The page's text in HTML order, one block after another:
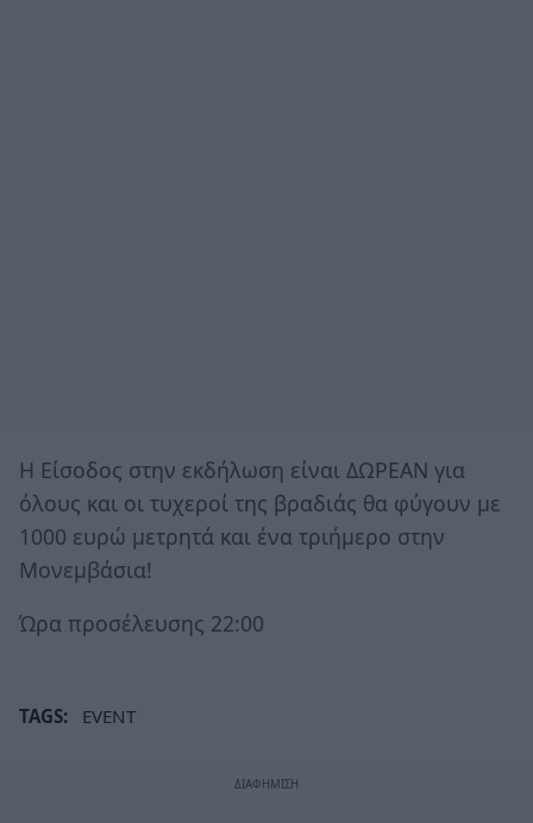
Η Είσοδος στην εκδήλωση είναι ΔΩΡΕΑΝ για
όλους και οι τυχεροί της βραδιάς θα φύγουν με
1000 ευρώ μετρητά και ένα τριήμερο στην
Μονεμβάσια!
Ώρα προσέλευσης 22:00
TAGS: EVENT